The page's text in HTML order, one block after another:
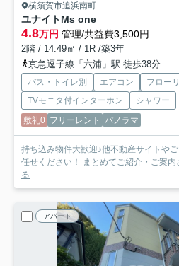
横須賀市追浜南町
ユナイトMs one
4.8万円 管理/共益費3,500円
2階 / 14.49㎡ / 1R /築3年
京急逗子線「六浦」駅 徒歩38分
バス・トイレ別 エアコン フロー
TVモニタ付インターホン
シャワー
敷礼0 フリーレント パノラマ
持ち込み物件大歓迎♪他不動産サイトや
任せください！ まとめてご紹介・ご案
る
アパート